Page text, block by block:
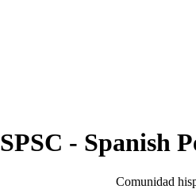
SPSC - Spanish
Comunidad